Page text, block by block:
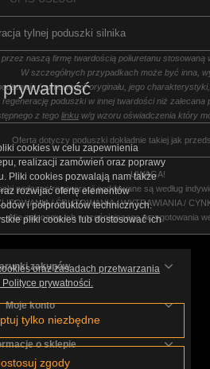
tylnej poduszki silnika
naszą firmę twardością poliuretanu
W szczególnych przypadkach może być inna,
(gumowego) oryginału, jego
poduszki w innej twardości niż zalecana
z tego linku w/g wzoru oświadczenia który
Oferta dotyczy poduszki dokładnie takiej jak
UWAGA!
podczas regeneracji poddawane są według
/ ŚRUTOWANIA / WYTRAWIANIA /
Nie zalecamy ich wcześniejszego przygotowania
zakupów
Moje konto
o sklepie
cookies w celu zapewnienia
realizacji zamówień oraz poprawy
Pliki cookies pozwalają nam także
rozwijać ofertę elementów
i półproduktów technicznych.
pliki cookies lub dostosować ich
oraz zasadach przetwarzania
prywatności.
tylko niezbędne
zgody